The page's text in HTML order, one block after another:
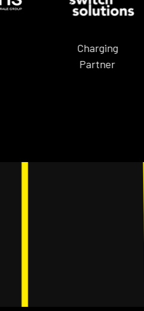
Charging
Partner